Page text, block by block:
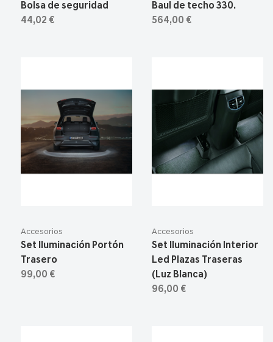
Bolsa de seguridad
44,02 €
Baul de techo 330.
564,00 €
Accesorios
Set Iluminación Portón
Trasero
99,00 €
Accesorios
Set Iluminación Interior
Led Plazas Traseras
(Luz Blanca)
96,00 €